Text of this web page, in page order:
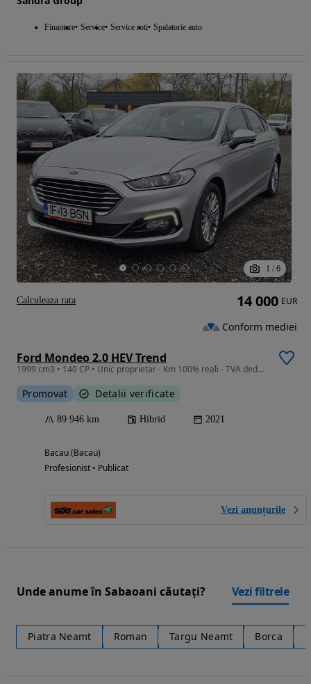
Finantare Service Service roti Spalatorie auto
1 / 6
Ford Mondeo 2.0 HEV Trend
1999 cm3 • 140 CP • Unic proprietar - Km 100% reali - TVA deductibil
Promovat Detalii verificate
89 946 km Hibrid 2021
Bacau (Bacau)
Profesionist • Publicat
Vezi anunțurile
14 000 EUR
Conform mediei
Calculeaza rata
Unde anume în Sabaoani căutați? Vezi filtrele
Piatra Neamt Roman Targu Neamt Borca